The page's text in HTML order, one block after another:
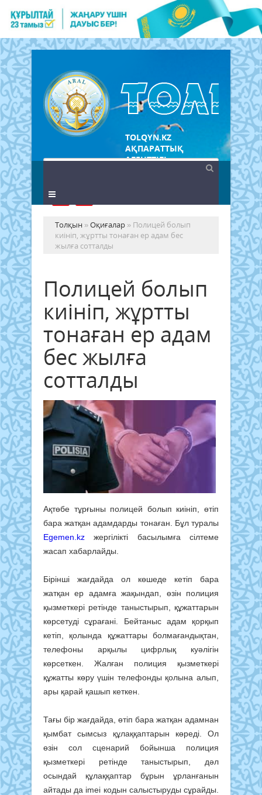
TOLQYN.KZ
АҚПАРАТТЫҚ
АГЕНТТІГІ
Толқын »Оқиғалар » Полицей болып
киініп, жұртты тонаған ер адам бес
жылға сотталды
Полицей болып
киініп, жұртты
тонаған ер адам
бес жылға
сотталды
Ақтөбе тұрғыны полицей болып киініп, өтіп
бара жатқан адамдарды тонаған. Бұл туралы
Egemen.kz жергілікті басылымға сілтеме
жасап хабарлайды.
Бірінші жағдайда ол көшеде кетіп бара
жатқан ер адамға жақындап, өзін полиция
қызметкері ретінде таныстырып, құжаттарын
көрсетуді сұрағані. Бейтаныс адам қорқып
кетіп, қолында құжаттары болмағандықтан,
телефоны арқылы цифрлық куәлігін
көрсеткен. Жалған полиция қызметкері
құжатты көру үшін телефонды қолына алып,
ары қарай қашып кеткен.
Тағы бір жағдайда, өтіп бара жатқан адамнан
қымбат сымсыз құлаққаптарын көреді. Ол
өзін сол сценарий бойынша полиция
қызметкері ретінде таныстырып, дәл
осындай құлаққаптар бұрын ұрланғанын
айтады да imei кодын салыстыруды сұрайды.